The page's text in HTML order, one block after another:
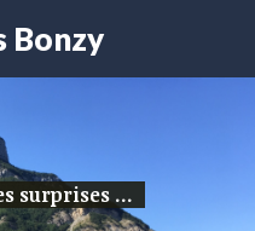
Bonzy
surprises ...